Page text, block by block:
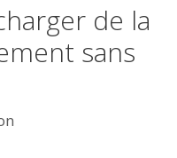
de la
sans